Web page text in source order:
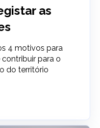
as
4 motivos para
para o
do território